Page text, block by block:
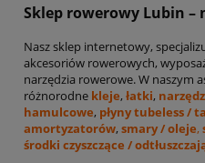
Sklep rowerowy Lubin –
Nasz sklep internetowy,
akcesoriów rowerowych,
narzędzia rowerowe. W naszym
różnorodne kleje, łatki,
hamulcowe, płyny tubeless /
amortyzatorów, smary / oleje,
środki czyszczące /